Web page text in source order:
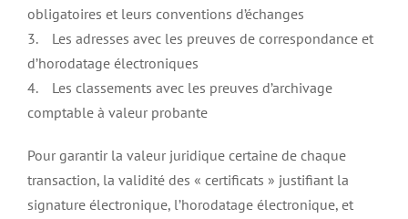
obligatoires et leurs conventions d’échanges
3. Les adresses avec les preuves de correspondance et
d’horodatage électroniques
4. Les classements avec les preuves d’archivage
comptable à valeur probante
Pour garantir la valeur juridique certaine de chaque
transaction, la validité des « certificats » justifiant la
signature électronique, l’horodatage électronique, et